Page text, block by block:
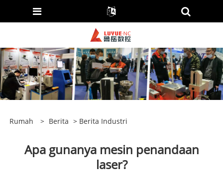
Rumah > Berita > Berita Industri
Apa gunanya mesin penandaan
laser?